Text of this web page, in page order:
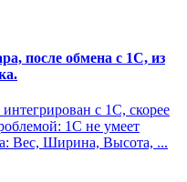
после обмена с 1С, из
с 1С, скорее
1С не умеет
Вес, Ширина, Высота, ...